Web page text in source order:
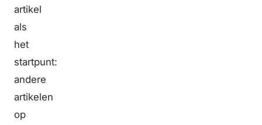
artikel
als
het
startpunt:
andere
artikelen
op